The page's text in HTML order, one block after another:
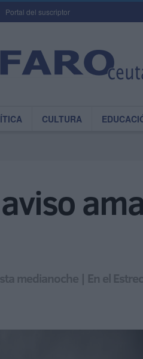
Portal del suscriptor
CULTURA
medianoche | En el